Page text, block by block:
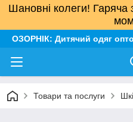
Шановні колеги!
ОЗОРНІК: Дитячий одяг
Товари та послуги